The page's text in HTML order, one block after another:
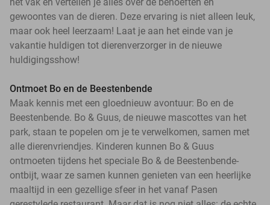
gewoontes van de dieren. Deze ervaring is niet alleen leuk,
maar ook heel leerzaam! Laat je aan het einde van je
vakantie huldigen tot dierenverzorger in de nieuwe
huldigingsshow!
Ontmoet Bo en de Beestenbende
Maak kennis met een gloednieuw avontuur: Bo en de
Beestenbende. Bo & Guus, de nieuwe mascottes van het
park, staan te popelen om je te verwelkomen, samen met
alle dierenvriendjes. Kinderen kunnen Bo & Guus
ontmoeten tijdens het speciale Bo & de Beestenbende-
ontbijt, waar ze samen kunnen genieten van een heerlijke
maaltijd in een gezellige sfeer in het vanaf Pasen